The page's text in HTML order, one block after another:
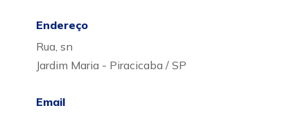
Endereço
Rua, sn
Jardim Maria - Piracicaba / SP
Email